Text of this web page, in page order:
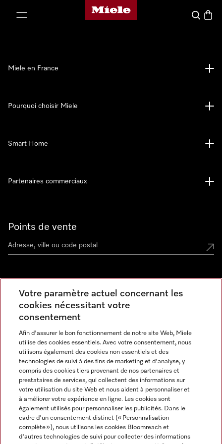
Page d'accueil Miele
Search
Points de vente
Découvrez la boutique Miele proche de chez vous
Newsletter
Miele en France
Pourquoi choisir Miele
Smart Home
Partenaires commerciaux
Miele sur Instagram
Miele sur Facebook
Miele sur Youtube
Votre paramètre actuel concernant les
cookies nécessitant votre
consentement
Afin d'assurer le bon fonctionnement de notre site Web, Miele
utilise des cookies essentiels. Avec votre consentement, nous
utilisons également des cookies non essentiels et des
technologies de suivi à des fins de marketing et d'analyse, y
compris des cookies tiers provenant de nos partenaires et
prestataires de services, qui collectent des informations sur
votre utilisation du site Web et nous aident à personnaliser et
à améliorer votre expérience en ligne. Les cookies sont
également utilisés pour personnaliser les publicités. Dans le
cadre d'un consentement distinct (« Personnalisation
complète »), nous utilisons les cookies Bloomreach et
d'autres technologies de suivi pour collecter des informations